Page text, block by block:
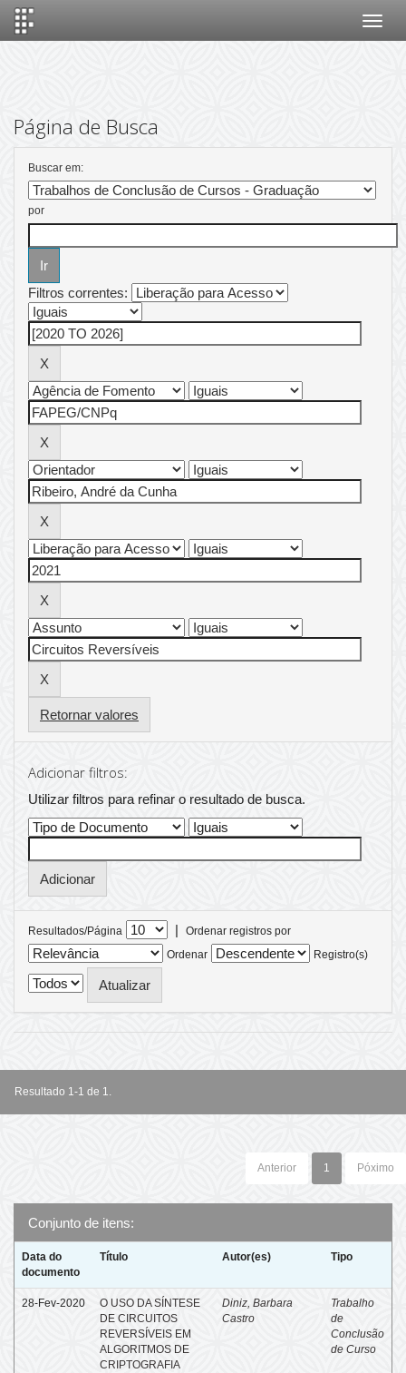
Página de Busca
Buscar em:
por
Filtros correntes:
Retornar valores
Adicionar filtros:
Utilizar filtros para refinar o resultado de busca.
Resultados/Página |
Ordenar registros por
Ordenar
Registro(s)
Resultado 1-1 de 1.
Anterior 1 Póximo
Conjunto de itens:
Data do
documento
Título Autor(es) Tipo
28-Fev-2020
O USO DA SÍNTESE
DE CIRCUITOS
REVERSÍVEIS EM
ALGORITMOS DE
CRIPTOGRAFIA
Diniz, Barbara
Castro
Trabalho
de
Conclusão
de Curso